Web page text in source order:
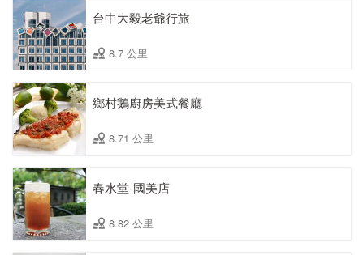
台中大毅老爺行旅
8.7 公里
鄉村鵝廚房美式餐廳
8.71 公里
春水堂-國美店
8.82 公里